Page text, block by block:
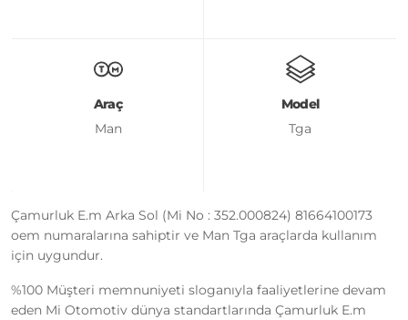
Araç
Man
Model
Tga
Çamurluk E.m Arka Sol (Mi No : 352.000824) 81664100173
oem numaralarına sahiptir ve Man Tga araçlarda kullanım
için uygundur.
%100 Müşteri memnuniyeti sloganıyla faaliyetlerine devam
eden Mi Otomotiv dünya standartlarında Çamurluk E.m